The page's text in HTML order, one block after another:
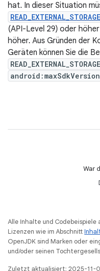
hat. In dieser Situation
READ_EXTERNAL_STORAGE
(API-Level 29) oder
höher. Aus Gründen der
Geräten können Sie die
READ_EXTERNAL_STORAGE
android:maxSdkVersion
War
Alle Inhalte und
Lizenzen wie im Abschnitt
OpenJDK sind Marken oder
und/oder seinen
Zuletzt aktualisiert: 2025-11-